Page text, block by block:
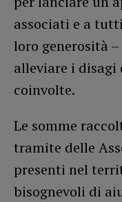
associati e a
loro generosità
alleviare i disagi
coinvolte.
Le somme
tramite delle
presenti nel
bisognevoli di